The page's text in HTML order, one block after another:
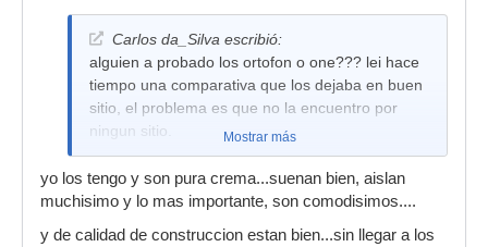
Carlos da_Silva escribió:
alguien a probado los ortofon o one??? lei hace
tiempo una comparativa que los dejaba en buen
sitio, el problema es que no la encuentro por
ningun sitio.
Mostrar más
yo los tengo y son pura crema...suenan bien, aislan
muchisimo y lo mas importante, son comodisimos....
y de calidad de construccion estan bien...sin llegar a los